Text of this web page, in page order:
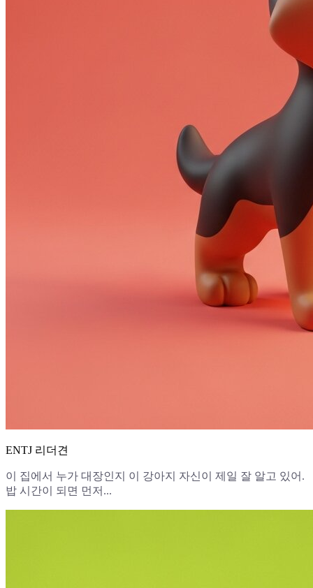
ENTJ 리더견
이 집에서 누가 대장인지 이 강아지 자신이 제일 잘 알고 있어.
밥 시간이 되면 먼저...